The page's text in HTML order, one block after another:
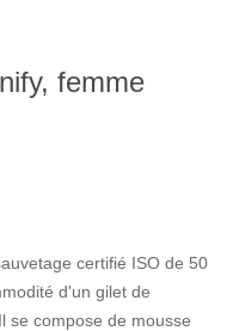
femme
certifié ISO de 50
d'un gilet de
se compose de mousse